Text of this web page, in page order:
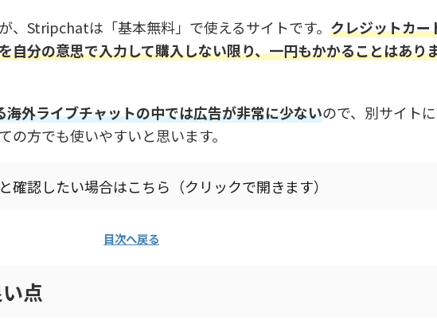
、Stripchatは「基本無料」で使えるサイトです。 クレジットカー
自分の意思で入力して購入しない限り、一円もかかることはあり
外ライブチャットの中では広告が非常に少ないので、別サイト
方でも使いやすいと思います。
認したい場合はこちら（クリックで開きます）
目次へ戻る
点